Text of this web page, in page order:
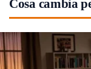
Cosa cambia